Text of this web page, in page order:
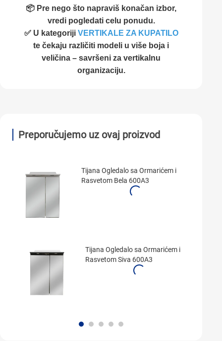
📦 Pre nego što napraviš konačan izbor,
vredi pogledati celu ponudu.
✅ U kategorijiVERTIKALE ZA KUPATILO
te čekaju različiti modeli u više boja i
veličina – savršeni za vertikalnu
organizaciju.
Preporučujemo uz ovaj proizvod
Tijana Ogledalo sa Ormarićem i
Rasvetom Bela 600A3
Tijana Ogledalo sa Ormarićem i
Rasvetom Siva 600A3